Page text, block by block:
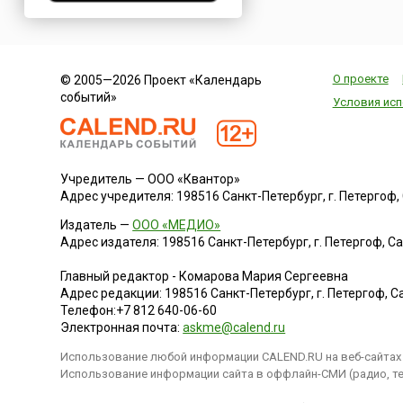
Нигерия
Норвегия
ОАЭ
Оман
Палестина
Перу
Португалия
Румыния
США
Саудовская Аравия
Сербия
© 2005—2026 Проект «Календарь
событий»
О проекте
Условия
Учредитель — ООО «Квантор»
Адрес учредителя: 198516 Санкт-Петербург, г.
Издатель —ООО «МЕДИО»
Адрес издателя: 198516 Санкт-Петербург, г. Петергоф,
Главный редактор - Комарова Мария Сергеевна
Адрес редакции: 198516 Санкт-Петербург, г. Петергоф,
Телефон:+7 812 640-06-60
Электронная почта:askme@calend.ru
Использование любой информации CALEND.RU на веб-
Использование информации сайта в оффлайн-СМИ (радио,